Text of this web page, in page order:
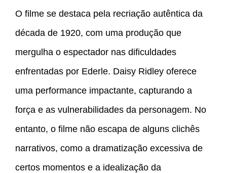
O filme se destaca pela recriação autêntica da
década de 1920, com uma produção que
mergulha o espectador nas dificuldades
enfrentadas por Ederle. Daisy Ridley oferece
uma performance impactante, capturando a
força e as vulnerabilidades da personagem. No
entanto, o filme não escapa de alguns clichês
narrativos, como a dramatização excessiva de
certos momentos e a idealização da